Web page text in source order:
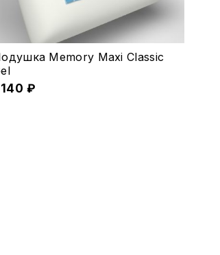
Memory Maxi Classic
₽